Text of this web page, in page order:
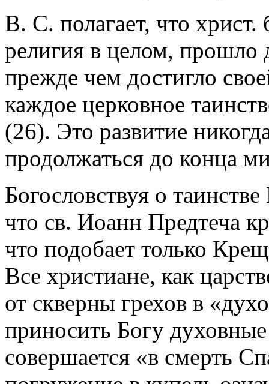
В. С. полагает, что христ.
религия в целом, прошло
прежде чем достигло
каждое церковное
(26). Это развитие
продолжаться до конца
Богословствуя о
что св. Иоанн Предтеча
что подобает только
Все христиане, как
от скверны грехов в
приносить Богу
совершается «в смерть